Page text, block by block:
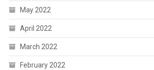
May 2022
April 2022
March 2022
February 2022